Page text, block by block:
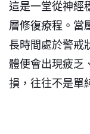
這是一堂從神經
層修復療程。當
長時間處於警戒
體便會出現疲乏
損，往往不是單